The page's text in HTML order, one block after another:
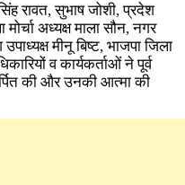
रावत, सुभाष जोशी, प्रदेश
अध्यक्ष माला सौन, नगर
उपाध्यक्ष मीनू बिष्ट, भाजपा जिला
व कार्यकर्ताओं ने पूर्व
की और उनकी आत्मा की